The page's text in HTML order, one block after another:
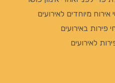
אירוח מיוחדים לאירועים
פירות באירועים
לאירועים